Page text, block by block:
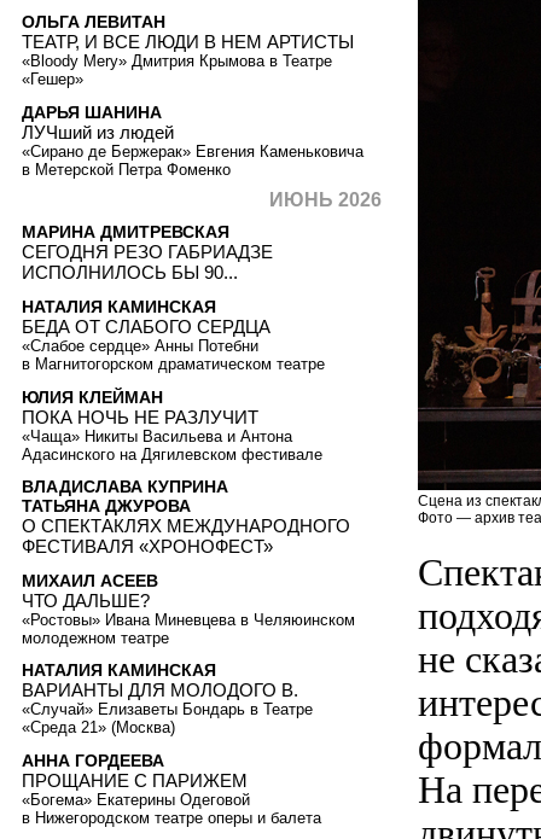
Сцена из
Фото — архив
не
На
ОЛЬГА ЛЕВИТАН
ТЕАТР, И ВСЕ ЛЮДИ В НЕМ АРТИСТЫ
«Bloody Mery» Дмитрия Крымова в Театре
«Гешер»
ДАРЬЯ ШАНИНА
ЛУЧший из людей
«Сирано де Бержерак» Евгения Каменьковича
в Метерской Петра Фоменко
ИЮНЬ 2026
МАРИНА ДМИТРЕВСКАЯ
СЕГОДНЯ РЕЗО ГАБРИАДЗЕ
ИСПОЛНИЛОСЬ БЫ 90...
НАТАЛИЯ КАМИНСКАЯ
БЕДА ОТ СЛАБОГО СЕРДЦА
«Слабое сердце» Анны Потебни
в Магнитогорском драматическом театре
ЮЛИЯ КЛЕЙМАН
ПОКА НОЧЬ НЕ РАЗЛУЧИТ
«Чаща» Никиты Васильева и Антона
Адасинского на Дягилевском фестивале
ВЛАДИСЛАВА КУПРИНА
ТАТЬЯНА ДЖУРОВА
О СПЕКТАКЛЯХ МЕЖДУНАРОДНОГО
ФЕСТИВАЛЯ «ХРОНОФЕСТ»
МИХАИЛ АСЕЕВ
ЧТО ДАЛЬШЕ?
«Ростовы» Ивана Миневцева в Челяюинском
молодежном театре
НАТАЛИЯ КАМИНСКАЯ
ВАРИАНТЫ ДЛЯ МОЛОДОГО В.
«Случай» Елизаветы Бондарь в Театре
«Среда 21» (Москва)
АННА ГОРДЕЕВА
ПРОЩАНИЕ С ПАРИЖЕМ
«Богема» Екатерины Одеговой
в Нижегородском театре оперы и балета